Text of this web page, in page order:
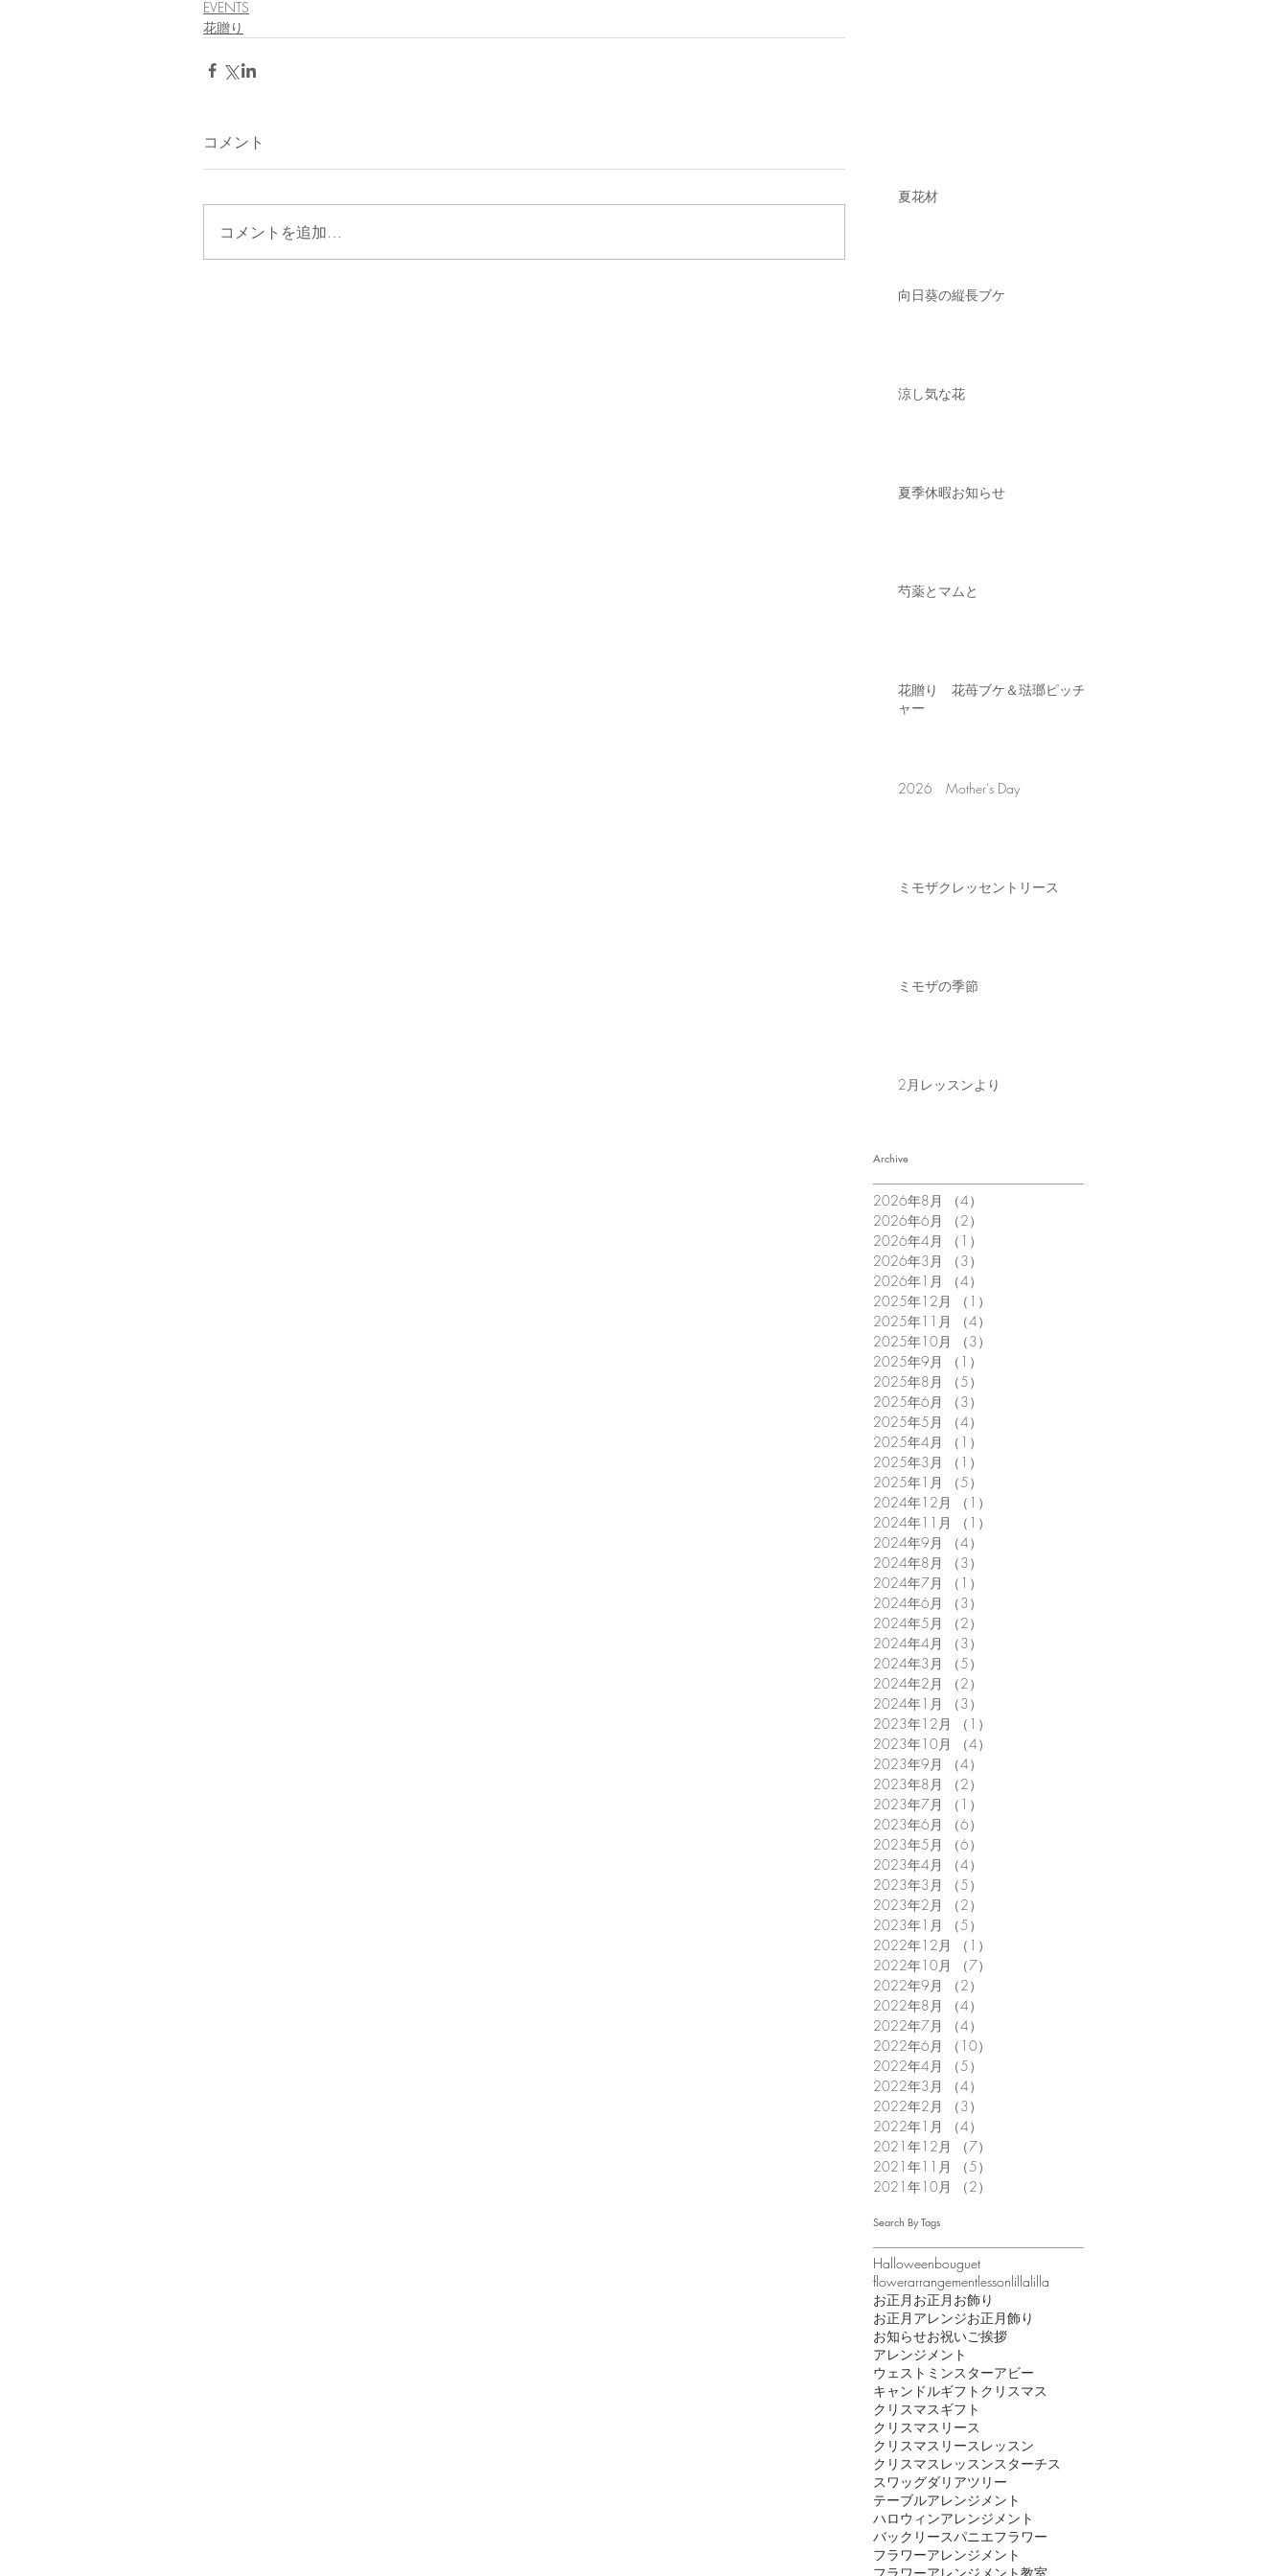
EVENTS
花贈り
コメント
コメントを追加…
夏花材
向日葵の縦長ブケ
涼し気な花
夏季休暇お知らせ
芍薬とマムと
花贈り 花苺ブケ＆琺瑯ピッチ
ャー
2026 Mother's Day
ミモザクレッセントリース
ミモザの季節
2月レッスンより
Archive
2026年8月 （4）
2026年6月
（2）
2026年4月
（1）
2026年3月
（3）
2026年1月
（4）
2025年12月
（1）
2025年11月
（4）
2025年10月
（3）
2025年9月
（1）
2025年8月
（5）
2025年6月
（3）
2025年5月
（4）
2025年4月
（1）
2025年3月
（1）
2025年1月
（5）
2024年12月
（1）
2024年11月
（1）
2024年9月
（4）
2024年8月
（3）
2024年7月
（1）
2024年6月
（3）
2024年5月
（2）
2024年4月
（3）
2024年3月
（5）
2024年2月
（2）
2024年1月
（3）
2023年12月
（1）
2023年10月
（4）
2023年9月
（4）
2023年8月
（2）
2023年7月
（1）
2023年6月
（6）
2023年5月
（6）
2023年4月
（4）
2023年3月
（5）
2023年2月
（2）
2023年1月
（5）
2022年12月
（1）
2022年10月
（7）
2022年9月
（2）
2022年8月
（4）
2022年7月
（4）
2022年6月
（10）
2022年4月
（5）
2022年3月
（4）
2022年2月
（3）
2022年1月
（4）
2021年12月
（7）
2021年11月
（5）
2021年10月
（2）
Search By Tags
Halloweenbouguet
flowerarrangementlessonlillalilla
お正月 お正月お飾り
お正月アレンジお正月飾り
お知らせお祝いご挨拶
アレンジメント
ウェストミンスターアビー
キャンドルギフト クリスマス
クリスマスギフト
クリスマスリース
クリスマスリースレッスン
クリスマスレッスンスターチス
スワッグダリアツリー
テーブルアレンジメント
ハロウィンアレンジメント
バックリースパニエフラワー
フラワーアレンジメント